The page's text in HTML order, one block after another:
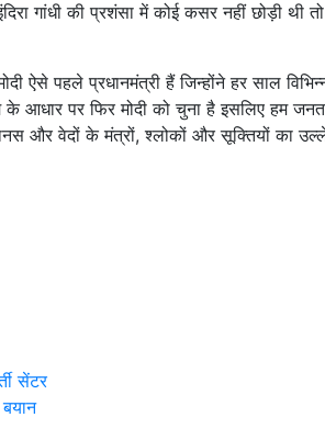
गांधी की प्रशंसा में कोई कसर नहीं छोड़ी थी
ऐसे पहले प्रधानमंत्री हैं जिन्होंने हर साल
के आधार पर फिर मोदी को चुना है इसलिए हम
और वेदों के मंत्रों, श्लोकों और सूक्तियों का
सेंटर